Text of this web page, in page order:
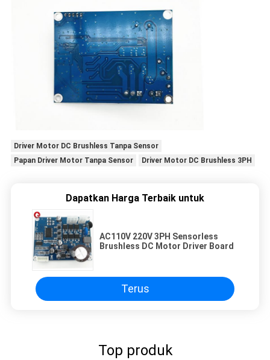
Driver Motor DC Brushless Tanpa Sensor
Papan Driver Motor Tanpa Sensor
Driver Motor DC Brushless 3PH
Dapatkan Harga Terbaik untuk
AC110V 220V 3PH Sensorless
Brushless DC Motor Driver Board
Terus
Top produk